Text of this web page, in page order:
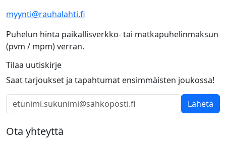
myynti@rauhalahti.fi
Puhelun hinta paikallisverkko- tai matkapuhelinmaksun
(pvm / mpm) verran.
Tilaa uutiskirje
Saat tarjoukset ja tapahtumat ensimmäisten joukossa!
Lähetä
Ota yhteyttä